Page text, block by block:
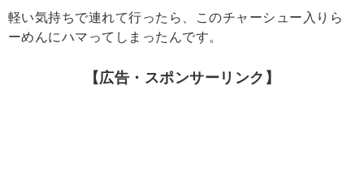
軽い気持ちで連れて行ったら、このチャーシュー入りら
ーめんにハマってしまったんです。
【広告・スポンサーリンク】